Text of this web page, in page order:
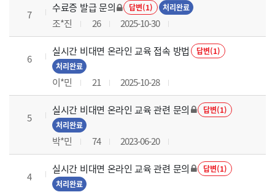
7
수료증 발급 문의 답변(1) 처리완료
조*진 26 2025-10-30
6
실시간 비대면 온라인 교육 접속 방법
답변(1)
처리완료
이*민 21 2025-10-28
5
실시간 비대면 온라인 교육 관련 문의
답변(1)
처리완료
박*민 74 2023-06-20
4
실시간 비대면 온라인 교육 관련 문의
답변(1)
처리완료